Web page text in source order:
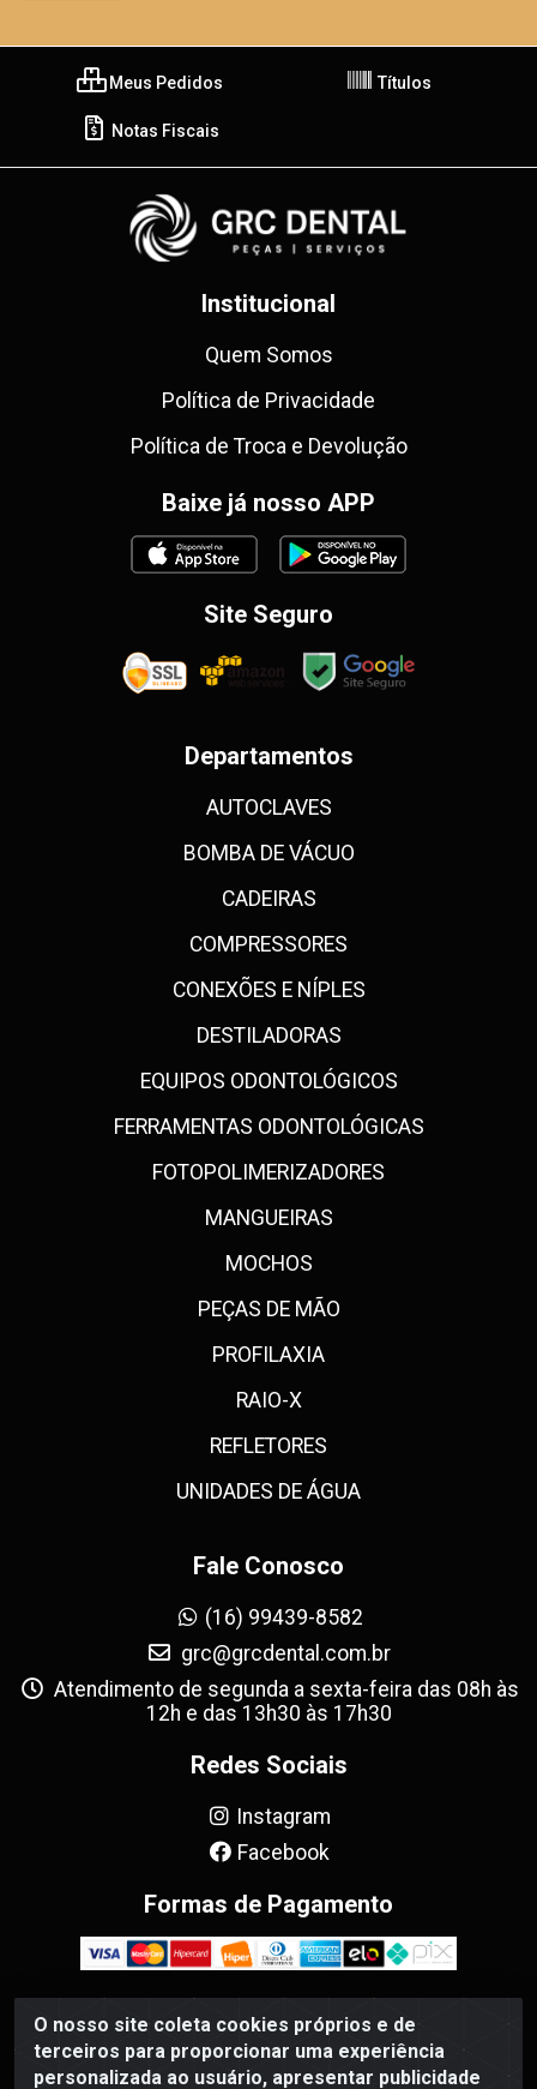
O nosso site coleta cookies próprios e de
terceiros para proporcionar uma experiência
personalizada ao usuário, apresentar publicidade
Meus Pedidos Títulos
Notas Fiscais
Institucional
Quem Somos
Política de Privacidade
Política de Troca e Devolução
Baixe já nosso APP
Site Seguro
Departamentos
AUTOCLAVES
BOMBA DE VÁCUO
CADEIRAS
COMPRESSORES
CONEXÕES E NÍPLES
DESTILADORAS
EQUIPOS ODONTOLÓGICOS
FERRAMENTAS ODONTOLÓGICAS
FOTOPOLIMERIZADORES
MANGUEIRAS
MOCHOS
PEÇAS DE MÃO
PROFILAXIA
RAIO-X
REFLETORES
UNIDADES DE ÁGUA
Fale Conosco
(16) 99439-8582
grc@grcdental.com.br
Atendimento de segunda a sexta-feira das 08h às
12h e das 13h30 às 17h30
Redes Sociais
Instagram
Facebook
Formas de Pagamento
GRC Dental - Avenida Antônio e Helena Zerrenner, 720 -
Sumarezinho, Ribeirão Preto/SP - CEP 14055-130 - CNPJ